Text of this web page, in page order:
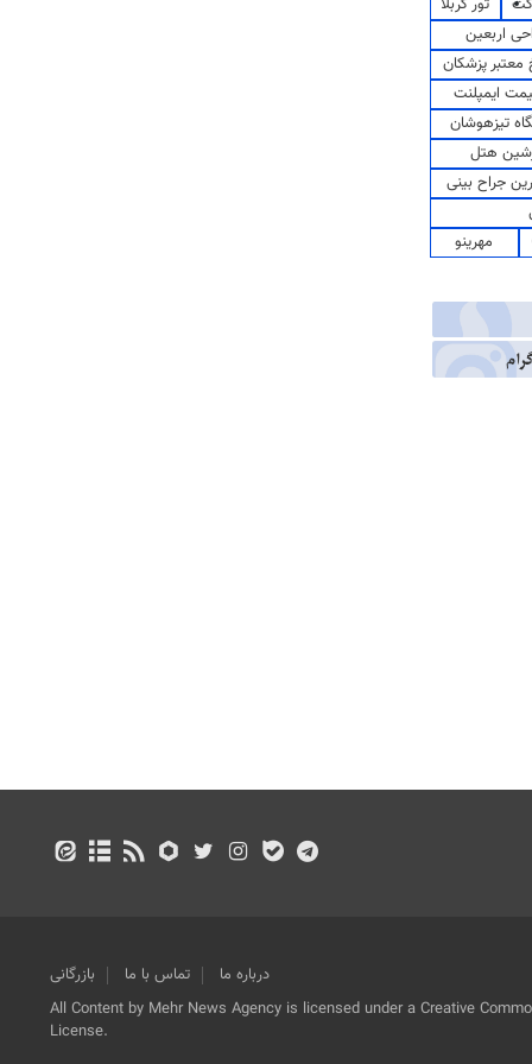
اربعین
پزشکان
ایمپلنت
تیزهوشان
هتل
جراح بینی
مهرینو
درباره ما تماس با ما
بازرگانی
All Content by Mehr News Agency is licensed under a Creative
License.